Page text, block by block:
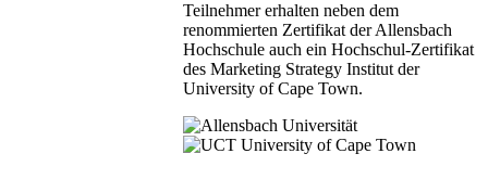
Teilnehmer erhalten neben dem
renommierten Zertifikat der Allensbach
Hochschule auch ein Hochschul-Zertifikat
des Marketing Strategy Institut der
University of Cape Town.